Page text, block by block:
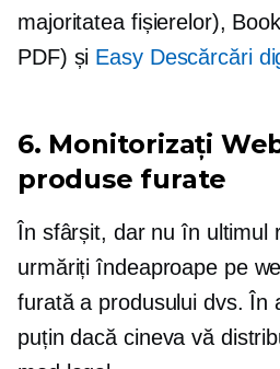
majoritatea fișierelor),
PDF) și Easy Descărcări
6. Monitorizați
produse furate
În sfârșit, dar nu în ultimul
urmăriți îndeaproape pe
furată a produsului dvs. În
puțin dacă cineva vă